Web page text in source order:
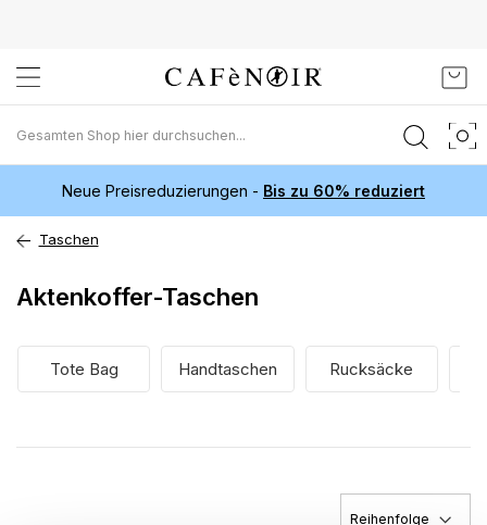
Inhalt
springen
Neue Preisreduzierungen - Bis zu 60% reduziert
Taschen
Aktenkoffer-Taschen
Tote Bag Handtaschen Rucksäcke